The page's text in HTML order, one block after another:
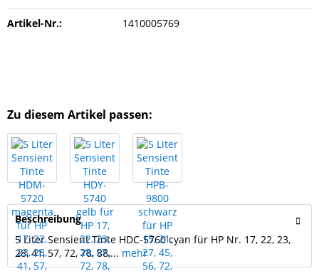
Artikel-Nr.: 1410005769
Zu diesem Artikel passen:
Beschreibung
5 Liter Sensient Tinte HDC-5760 cyan für HP Nr. 17, 22, 23,
28, 41, 57, 72, 78, 88,... mehr